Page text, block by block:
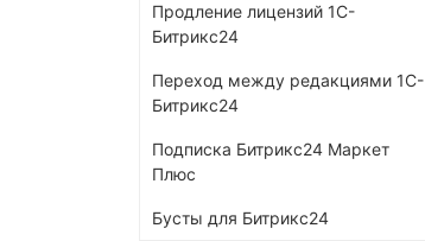
Продление лицензий 1С-
Битрикс24
Переход между редакциями 1С-
Битрикс24
Подписка Битрикс24 Маркет
Плюс
Бусты для Битрикс24